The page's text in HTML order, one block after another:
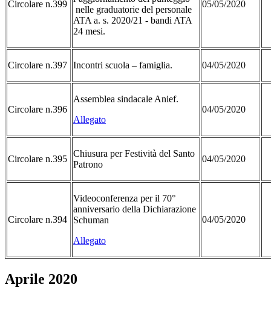
Circolare n.399
nelle graduatorie del personale
ATA a. s. 2020/21 - bandi ATA
24 mesi.
05/05/2020
Circolare n.397 Incontri scuola – famiglia. 04/05/2020
Circolare n.396
Assemblea sindacale Anief.
Allegato
04/05/2020
Circolare n.395
Chiusura per Festività del Santo
Patrono
04/05/2020
Circolare n.394
Videoconferenza per il 70°
anniversario della Dichiarazione
Schuman
Allegato
04/05/2020
Aprile 2020